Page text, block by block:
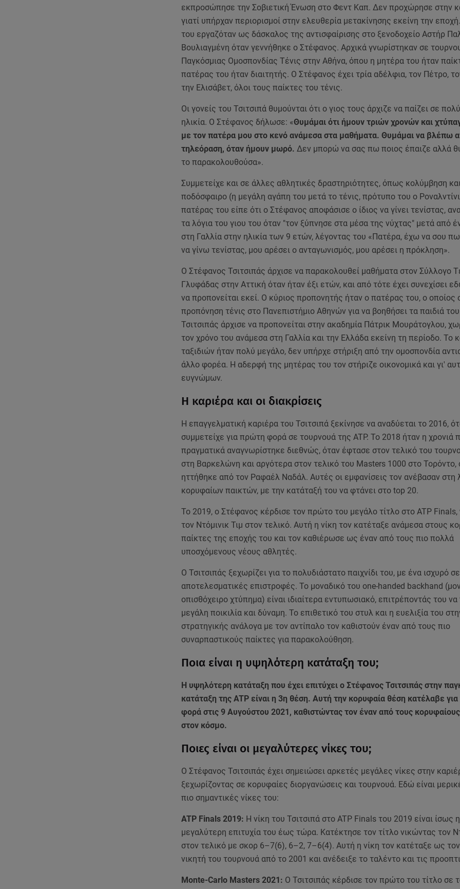
εκπροσώπησε την Σοβιετική Ένωση στο Φεντ Καπ. Δεν προχώρησε στην
γιατί υπήρχαν περιορισμοί στην ελευθερία μετακίνησης εκείνη την
του εργαζόταν ως δάσκαλος της αντισφαίρισης στο ξενοδοχείο Αστήρ
Βουλιαγμένη όταν γεννήθηκε ο Στέφανος. Αρχικά γνωρίστηκαν σε
Παγκόσμιας Ομοσπονδίας Τένις στην Αθήνα, όπου η μητέρα του ήταν
πατέρας του ήταν διαιτητής. Ο Στέφανος έχει τρία αδέλφια, τον Πέτρο,
την Ελισάβετ, όλοι τους παίκτες του τένις.
Οι γονείς του Τσιτσιπά θυμούνται ότι ο γιος τους άρχιζε να παίζει σε
ηλικία. Ο Στέφανος δήλωσε: «Θυμάμαι ότι ήμουν τριών χρονών και
με τον πατέρα μου στο κενό ανάμεσα στα μαθήματα. Θυμάμαι να βλέπω
τηλεόραση, όταν ήμουν μωρό. Δεν μπορώ να σας πω ποιος έπαιζε αλλά
το παρακολουθούσα».
Συμμετείχε και σε άλλες αθλητικές δραστηριότητες, όπως κολύμβηση
ποδόσφαιρο (η μεγάλη αγάπη του μετά το τένις, πρότυπο του ο
πατέρας του είπε ότι ο Στέφανος αποφάσισε ο ίδιος να γίνει τενίστας,
τα λόγια του γιου του όταν "τον ξύπνησε στα μέσα της νύχτας" μετά από
στη Γαλλία στην ηλικία των 9 ετών, λέγοντας του «Πατέρα, έχω να σου
να γίνω τενίστας, μου αρέσει ο ανταγωνισμός, μου αρέσει η πρόκληση».
Ο Στέφανος Τσιτσιπάς άρχισε να παρακολουθεί μαθήματα στον Σύλλογο
Γλυφάδας στην Αττική όταν ήταν έξι ετών, και από τότε έχει συνεχίσει
να προπονείται εκεί. Ο κύριος προπονητής ήταν ο πατέρας του, ο οποίος
προπόνηση τένις στο Πανεπιστήμιο Αθηνών για να βοηθήσει τα παιδιά
Τσιτσιπάς άρχισε να προπονείται στην ακαδημία Πάτρικ Μουράτογλου,
τον χρόνο του ανάμεσα στη Γαλλία και την Ελλάδα εκείνη τη περίοδο. Το
ταξιδιών ήταν πολύ μεγάλο, δεν υπήρχε στήριξη από την ομοσπονδία
άλλο φορέα. Η αδερφή της μητέρας του τον στήριζε οικονομικά και γι'
ευγνώμων.
Η καριέρα και οι διακρίσεις
Η επαγγελματική καριέρα του Τσιτσιπά ξεκίνησε να αναδύεται το 2016,
συμμετείχε για πρώτη φορά σε τουρνουά της ATP. Το 2018 ήταν η χρονιά
πραγματικά αναγνωρίστηκε διεθνώς, όταν έφτασε στον τελικό του
στη Βαρκελώνη και αργότερα στον τελικό του Masters 1000 στο Τορόντο,
ηττήθηκε από τον Ραφαέλ Ναδάλ. Αυτές οι εμφανίσεις τον ανέβασαν στη
κορυφαίων παικτών, με την κατάταξή του να φτάνει στο top 20.
Το 2019, ο Στέφανος κέρδισε τον πρώτο του μεγάλο τίτλο στο ATP Finals,
τον Ντόμινικ Τιμ στον τελικό. Αυτή η νίκη τον κατέταξε ανάμεσα στους
παίκτες της εποχής του και τον καθιέρωσε ως έναν από τους πιο πολλά
υποσχόμενους νέους αθλητές.
Ο Τσιτσιπάς ξεχωρίζει για το πολυδιάστατο παιχνίδι του, με ένα ισχυρό
αποτελεσματικές επιστροφές. Το μοναδικό του one-handed backhand
οπισθόχειρο χτύπημα) είναι ιδιαίτερα εντυπωσιακό, επιτρέποντάς του να
μεγάλη ποικιλία και δύναμη. Το επιθετικό του στυλ και η ευελιξία του
στρατηγικής ανάλογα με τον αντίπαλο τον καθιστούν έναν από τους πιο
συναρπαστικούς παίκτες για παρακολούθηση.
Ποια είναι η υψηλότερη κατάταξη του;
Η υψηλότερη κατάταξη που έχει επιτύχει ο Στέφανος Τσιτσιπάς στην
κατάταξη της ATP είναι η 3η θέση. Αυτή την κορυφαία θέση κατέλαβε
φορά στις 9 Αυγούστου 2021, καθιστώντας τον έναν από τους κορυφαίους
στον κόσμο.
Ποιες είναι οι μεγαλύτερες νίκες του;
Ο Στέφανος Τσιτσιπάς έχει σημειώσει αρκετές μεγάλες νίκες στην
ξεχωρίζοντας σε κορυφαίες διοργανώσεις και τουρνουά. Εδώ είναι
πιο σημαντικές νίκες του:
ATP Finals 2019: Η νίκη του Τσιτσιπά στο ATP Finals του 2019 είναι ίσως η
μεγαλύτερη επιτυχία του έως τώρα. Κατέκτησε τον τίτλο νικώντας τον
στον τελικό με σκορ 6–7(6), 6–2, 7–6(4). Αυτή η νίκη τον κατέταξε ως
νικητή του τουρνουά από το 2001 και ανέδειξε το ταλέντο και τις
Monte-Carlo Masters 2021: Ο Τσιτσιπάς κέρδισε τον πρώτο του τίτλο σε